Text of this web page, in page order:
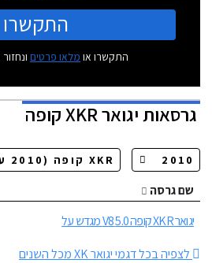
התקשרו
התקשרו או מלאו פרטים
גרסאותיגואר XKR קופה
שם גרסה
יגואר XKR קופה 5.0 V8 מגדש על
לצפיה בכל דגמי יגואר XK מכל השנים